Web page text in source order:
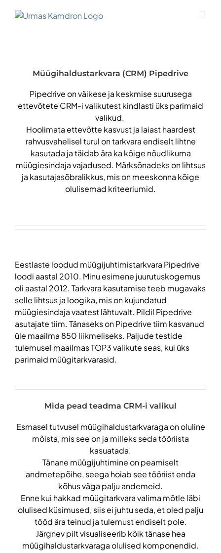
Müügihaldustarkvara (CRM) Pipedrive
Pipedrive on väikese ja keskmise suurusega
ettevõtete CRM-i valikutest kindlasti üks parimaid
valikud.
Hoolimata ettevõtte kasvust ja laiast haardest
rahvusvahelisel turul on tarkvara endiselt lihtne
kasutada ja täidab ära ka kõige nõudlikuma
müügiesindaja vajadused. Märksõnadeks on lihtsus
ja kasutajasõbralikkus, mis on meeskonna kõige
olulisemad kriteeriumid.
Eestlaste loodud müügijuhtimistarkvara Pipedrive
loodi aastal 2010. Minu esimene juurutuskogemus
oli aastal 2012. Tarkvara kasutamise teeb mugavaks
selle lihtsus ja loogika, mis on kujundatud
müügiesindaja vaatest lähtuvalt. Pildil Pipedrive
asutajate tiim. Tänaseks on Pipedrive tiim kasvanud
üle maailma 850 liikmeliseks. Paljude testide
tulemusel maailmas TOP3 valikute seas, kui üks
parimaid müügitarkvarasid.
Mida pead teadma CRM-i valikul
Esmasel tutvusel müügihaldustarkvaraga on oluline
mõista, mis see on ja milleks seda tööriista
kasuatada.
Tänane müügijuhtimine on peamiselt
andmetepõihe, seega hoiab see tööriist enda
kõhus väga palju andemeid.
Enne kui hakkad müügitarkvara valima mõtle läbi
olulised küsimused, siis ei juhtu seda, et oled palju
tööd ära teinud ja tulemust endiselt pole.
Järgnev pilt visualiseerib kõik tänase hea
müügihaldustarkvaraga olulised komponendid.